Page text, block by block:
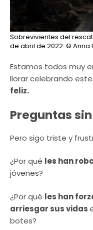
Sobrevivientes del
de abril de 2022. © Anna
Estamos todos muy
llorar celebrando
feliz.
Preguntas
Pero sigo triste y
¿Por qué les han
jóvenes?
¿Por qué les han
arriesgar sus vidas
botes?